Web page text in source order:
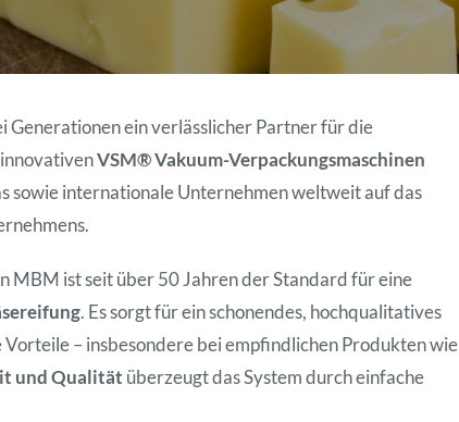
Generationen ein verlässlicher Partner für die
VSM® Vakuum-Verpackungsmaschinen
sowie internationale Unternehmen weltweit auf das
MBM ist seit über 50 Jahren der Standard für eine
. Es sorgt für ein schonendes, hochqualitatives
– insbesondere bei empfindlichen Produkten wie
und Qualität überzeugt das System durch einfache